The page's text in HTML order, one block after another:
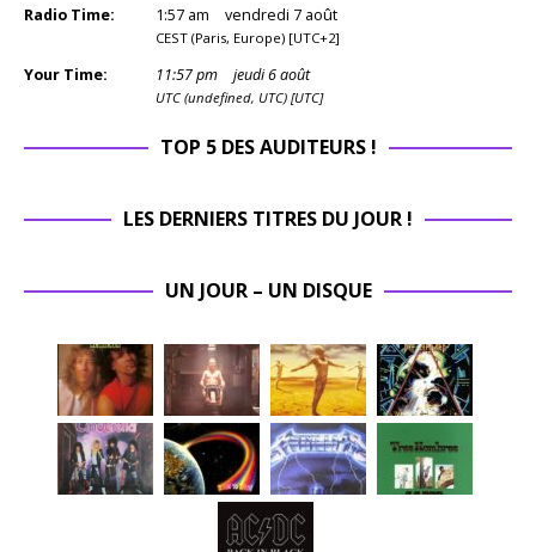
Radio Time: 1:57 am vendredi 7 août
CEST (Paris, Europe) [UTC+2]
Your Time: 11:57pm jeudi 6 août
UTC (undefined, UTC) [UTC]
TOP 5 DES AUDITEURS !
LES DERNIERS TITRES DU JOUR !
UN JOUR – UN DISQUE